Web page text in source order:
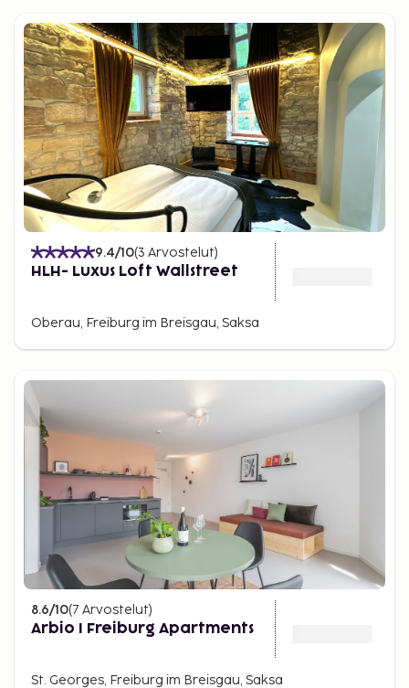
9.4/10(3 Arvostelut)
HLH- Luxus Loft Wallstreet
Oberau, Freiburg im Breisgau, Saksa
8.6/10(7 Arvostelut)
Arbio I Freiburg Apartments
St. Georges, Freiburg im Breisgau, Saksa